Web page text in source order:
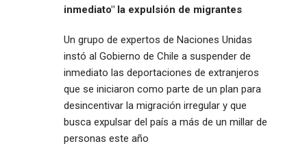
inmediato" la expulsión de migrantes
Un grupo de expertos de Naciones Unidas
instó al Gobierno de Chile a suspender de
inmediato las deportaciones de extranjeros
que se iniciaron como parte de un plan para
desincentivar la migración irregular y que
busca expulsar del país a más de un millar de
personas este año